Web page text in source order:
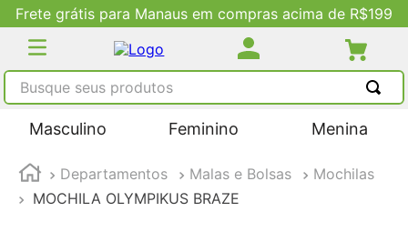
Frete grátis para Manaus em compras acima de R$199
Busque seus produtos
Masculino Feminino Menina
Departamentos Malas e Bolsas
Mochilas
MOCHILA OLYMPIKUS BRAZE
TERMOS MAIS BUSCADOS
2
tenis feminino